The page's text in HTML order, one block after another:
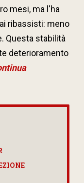
mesi, ma l'ha
ribassisti: meno
Questa stabilità
deterioramento